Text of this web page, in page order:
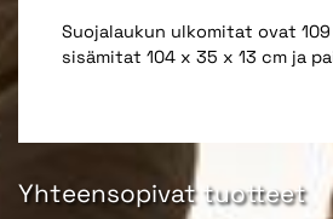
Suojalaukun ulkomitat ovat 109
sisämitat 104 x 35 x 13 cm ja
Yhteensopivat tuotteet